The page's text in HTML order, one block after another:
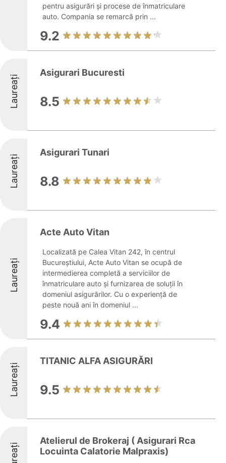
pentru asigurări și procese de înmatriculare
auto. Compania se remarcă prin ...
9.2
Laureați
Asigurari Bucuresti
8.5
Laureați
Asigurari Tunari
8.8
Laureați
Acte Auto Vitan
Localizată pe Calea Vitan 242, în centrul
Bucureștiului, Acte Auto Vitan se ocupă de
intermedierea completă a serviciilor de
înmatriculare auto și furnizarea de soluții în
domeniul asigurărilor. Cu o experiență de
peste nouă ani în domeniul ...
9.4
Laureați
TITANIC ALFA ASIGURĂRI
9.5
Atelierul de Brokeraj ( Asigurari Rca
Locuinta Calatorie Malpraxis)